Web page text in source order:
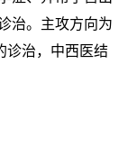
治。主攻方向为
诊治，中西医结